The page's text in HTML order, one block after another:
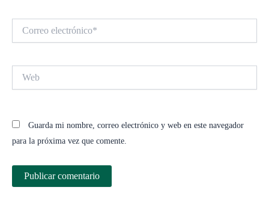
electrónico*
Guarda mi nombre, correo electrónico y web en este navegador
para la próxima vez que comente.